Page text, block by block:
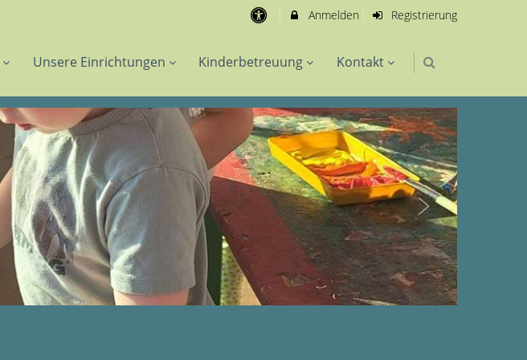
Anmelden Registrierung
Unsere Einrichtungen Kinderbetreuung Kontakt